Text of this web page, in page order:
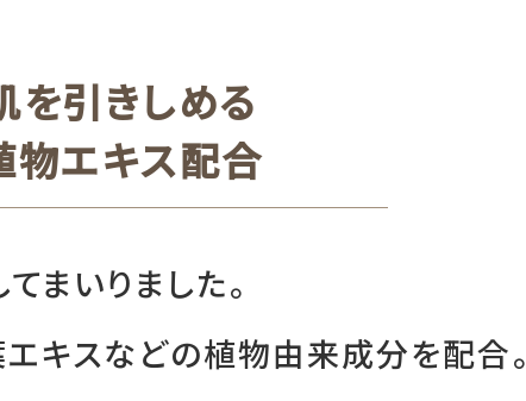
を引きしめる
物エキス配合
まいりました。
キスなどの植物由来成分を配合。